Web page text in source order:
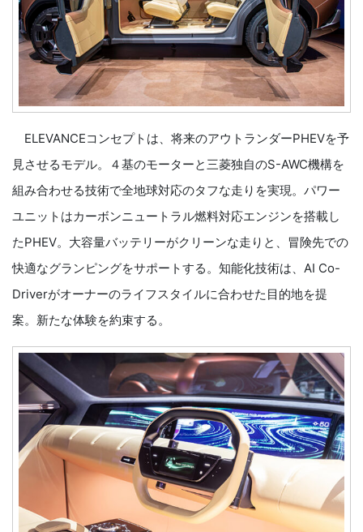
ELEVANCEコンセプトは、将来のアウトランダーPHEVを予
見させるモデル。４基のモーターと三菱独自のS-AWC機構を
組み合わせる技術で全地球対応のタフな走りを実現。パワー
ユニットはカーボンニュートラル燃料対応エンジンを搭載し
たPHEV。大容量バッテリーがクリーンな走りと、冒険先での
快適なグランピングをサポートする。知能化技術は、AI Co-
Driverがオーナーのライフスタイルに合わせた目的地を提
案。新たな体験を約束する。